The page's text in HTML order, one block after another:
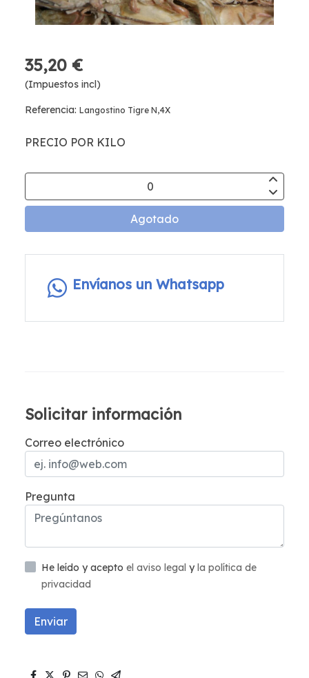
35,20 €
(Impuestos incl)
Referencia: Langostino Tigre N,4X
PRECIO POR KILO
Agotado
Envíanos un Whatsapp
Solicitar información
Correo electrónico
Pregunta
He leído y acepto el aviso legal yla política de
privacidad
Enviar